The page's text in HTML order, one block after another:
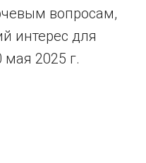
вопросам,
интерес для
2025 г.